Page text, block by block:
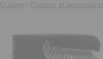
Cuisine Cuisson et accessoires